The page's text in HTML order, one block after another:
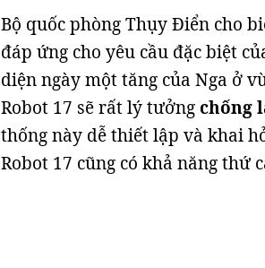
Bộ quốc phòng Thụy Điển cho
đáp ứng cho yêu cầu đặc biệt
diện ngày một tăng của Nga ở
Robot 17 sẽ rất lý tưởng chống
thống này dễ thiết lập và khai
Robot 17 cũng có khả năng thứ